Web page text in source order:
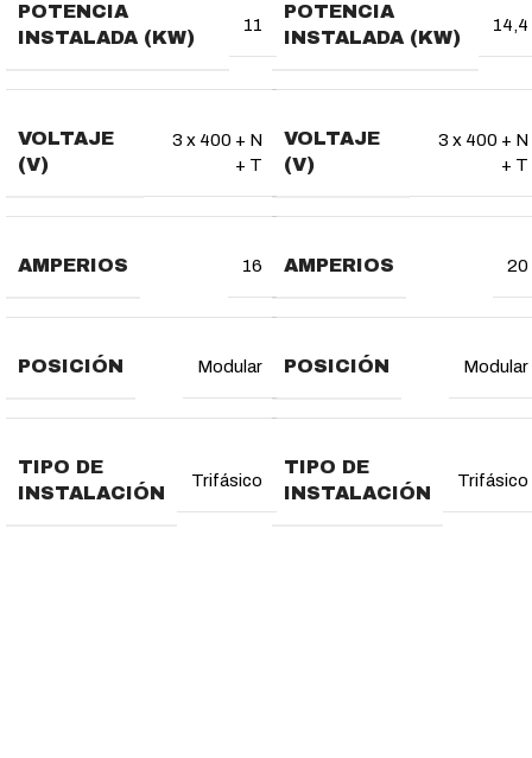
POTENCIA
INSTALADA (KW)
11
VOLTAJE
(V)
3 x 400 + N
+ T
AMPERIOS 16
POSICIÓN Modular
TIPO DE
INSTALACIÓN
Trifásico
POTENCIA
INSTALADA (KW)
14,4
VOLTAJE
(V)
3 x 400 + N
+ T
AMPERIOS 20
POSICIÓN Modular
TIPO DE
INSTALACIÓN
Trifásico